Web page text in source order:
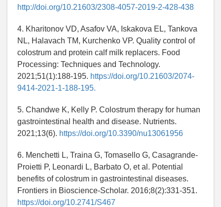
http://doi.org/10.21603/2308-4057-2019-2-428-438
4. Kharitonov VD, Asafov VA, Iskakova EL, Tankova
NL, Halavach TM, Kurchenko VP. Quality control of
colostrum and protein calf milk replacers. Food
Processing: Techniques and Technology.
2021;51(1):188-195. https://doi.org/10.21603/2074-
9414-2021-1-188-195.
5. Chandwe K, Kelly P. Colostrum therapy for human
gastrointestinal health and disease. Nutrients.
2021;13(6). https://doi.org/10.3390/nu13061956
6. Menchetti L, Traina G, Tomasello G, Casagrande-
Proietti P, Leonardi L, Barbato O, et al. Potential
benefits of colostrum in gastrointestinal diseases.
Frontiers in Bioscience-Scholar. 2016;8(2):331-351.
https://doi.org/10.2741/S467